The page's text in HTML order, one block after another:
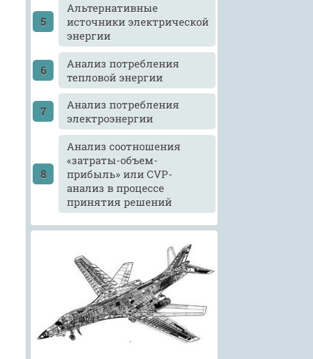
Альтернативные
источники электрической
энергии
Анализ потребления
тепловой энергии
Анализ потребления
электроэнергии
Анализ соотношения
«затраты-объем-
прибыль» или CVP-
анализ в процессе
принятия решений